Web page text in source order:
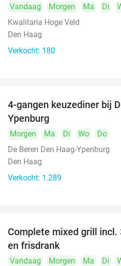
Vandaag Morgen Ma Di
Kwalitaria Hoge Veld
Den Haag
Verkocht: 180
4-gangen keuzediner bij
Ypenburg
Morgen Ma Di Wo
Do
De Beren Den Haag-Ypenburg
Den Haag
Verkocht: 1.289
Complete mixed grill incl.
en frisdrank
Vandaag Morgen Ma Di